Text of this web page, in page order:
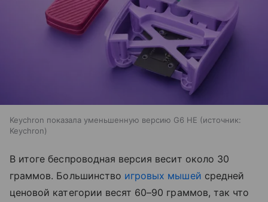
Keychron показала уменьшенную версию G6 HE
источник:
Keychron
В итоге беспроводная версия весит около 30
граммов. Большинство игровых мышей средней
ценовой категории весят 60–90 граммов, так что